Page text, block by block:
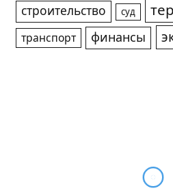
строительство суд
транспорт финансы